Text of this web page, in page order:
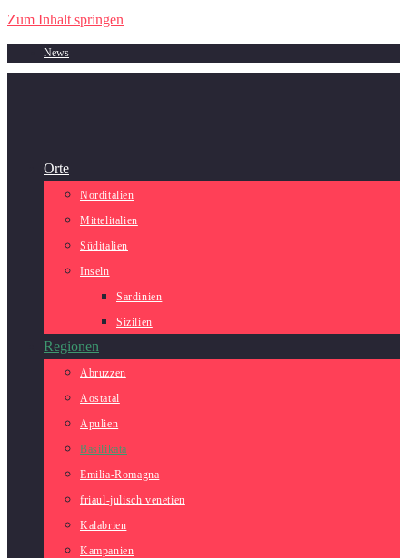
Zum Inhalt springen
News
Orte
Norditalien
Mittelitalien
Süditalien
Inseln
Sardinien
Sizilien
Regionen
Abruzzen
Aostatal
Apulien
Basilikata
Emilia-Romagna
friaul-julisch venetien
Kalabrien
Kampanien